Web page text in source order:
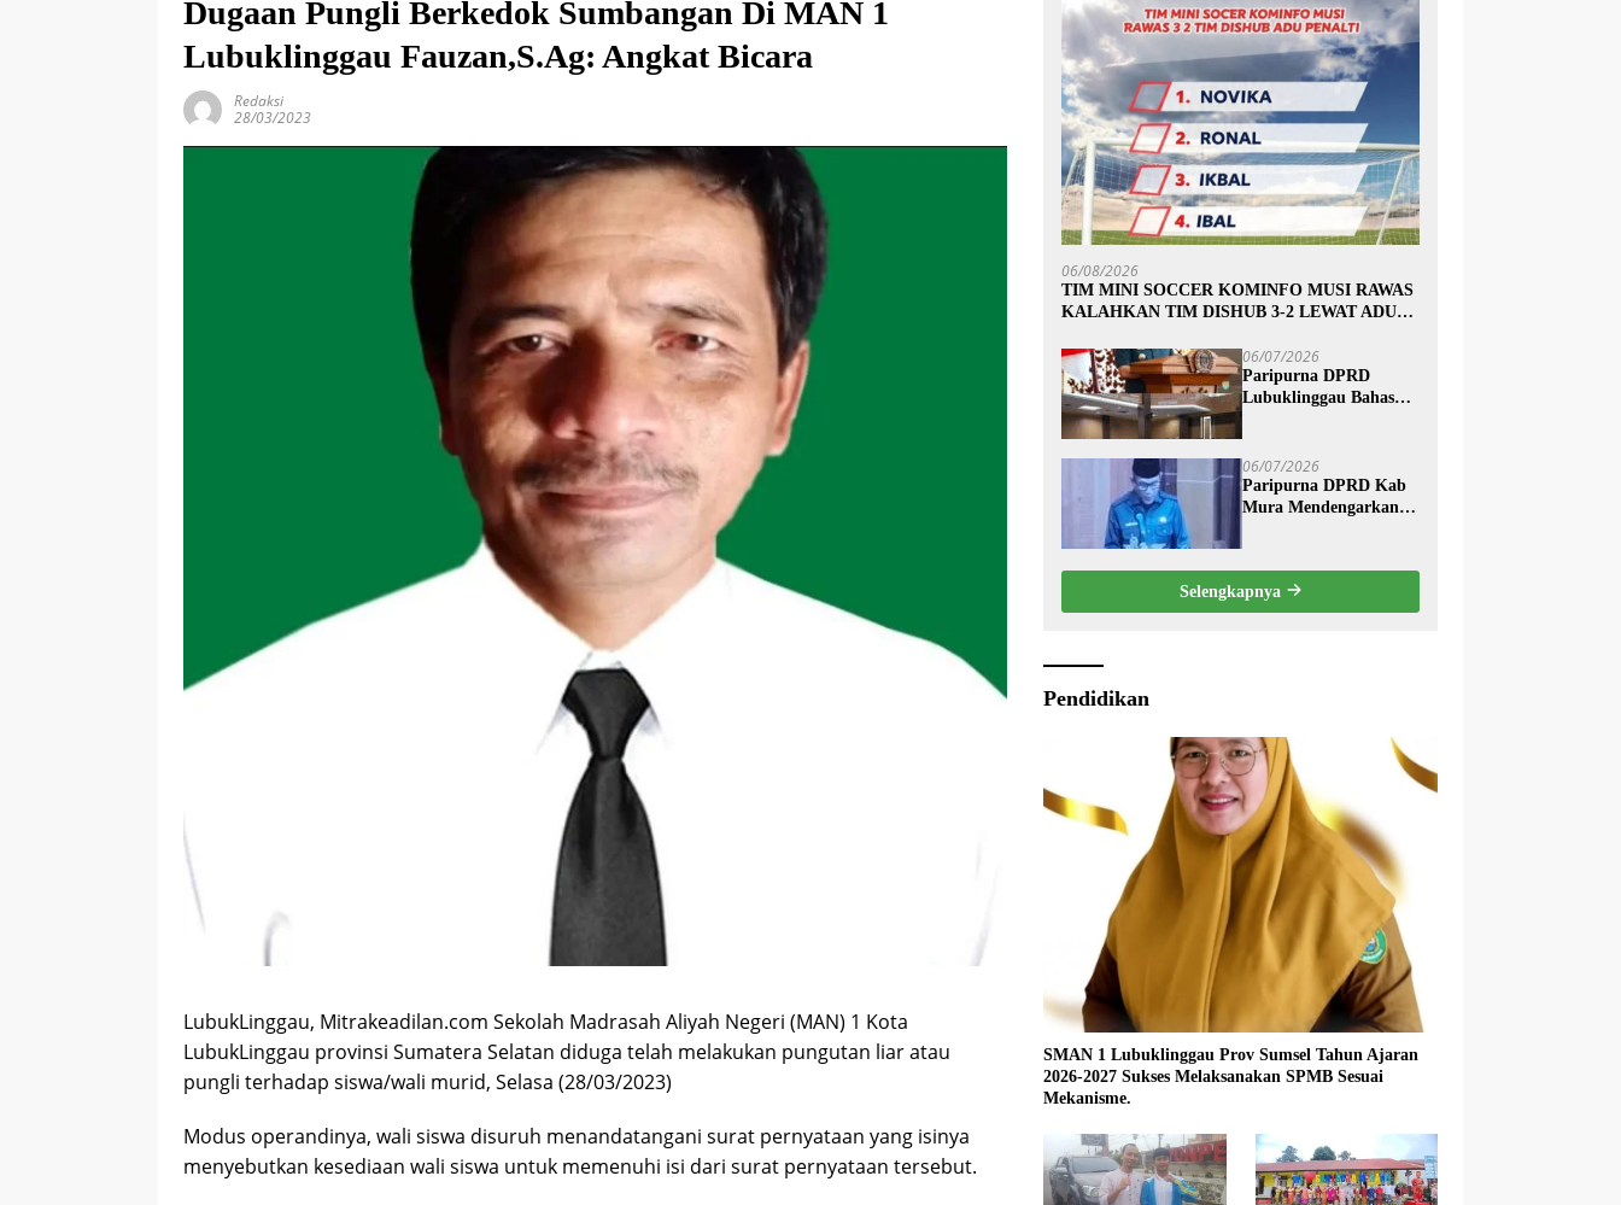
Dugaan Pungli Berkedok Sumbangan Di MAN 1
Lubuklinggau Fauzan,S.Ag: Angkat Bicara
Redaksi
28/03/2023
LubukLinggau, Mitrakeadilan.com Sekolah Madrasah Aliyah Negeri (MAN) 1 Kota
LubukLinggau provinsi Sumatera Selatan diduga telah melakukan pungutan liar atau
pungli terhadap siswa/wali murid, Selasa (28/03/2023)
Modus operandinya, wali siswa disuruh menandatangani surat pernyataan yang isinya
menyebutkan kesediaan wali siswa untuk memenuhi isi dari surat pernyataan tersebut.
06/08/2026
TIM MINI SOCCER KOMINFO MUSI RAWAS
KALAHKAN TIM DISHUB 3-2 LEWAT ADU
06/07/2026
Paripurna DPRD
Lubuklinggau Bahas
Sampaikan Jawaban
Eksekutif
06/07/2026
Paripurna DPRD Kab
Mura Mendengarkan
Raperda Tentang
Pertanggungjawaban
APBD Kabupaten Musi
Selengkapnya
Pendidikan
SMAN 1 Lubuklinggau Prov Sumsel Tahun Ajaran
2026-2027 Sukses Melaksanakan SPMB Sesuai
Mekanisme.